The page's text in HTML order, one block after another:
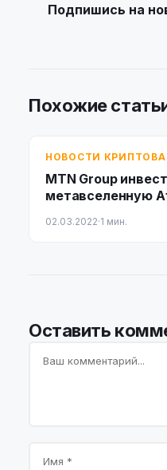
Подпишись на
Похожие
НОВОСТИ
MTN Group
метавселенную
02.03.2022·1 мин.
Оставить